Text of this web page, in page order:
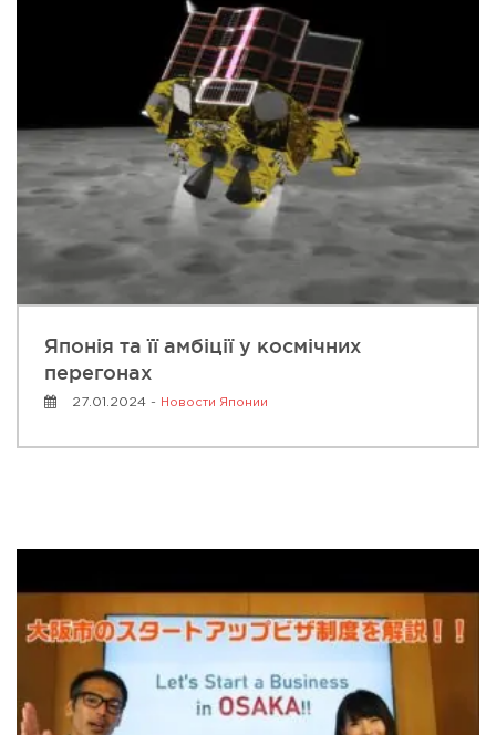
Японія та її амбіції у космічних
перегонах
27.01.2024 - Новости Японии